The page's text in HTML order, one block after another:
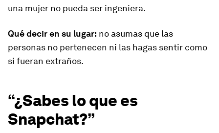
una mujer no pueda ser ingeniera.
Qué decir en su lugar: no asumas que las
personas no pertenecen ni las hagas sentir como
si fueran extraños.
“¿Sabes lo que es
Snapchat?”